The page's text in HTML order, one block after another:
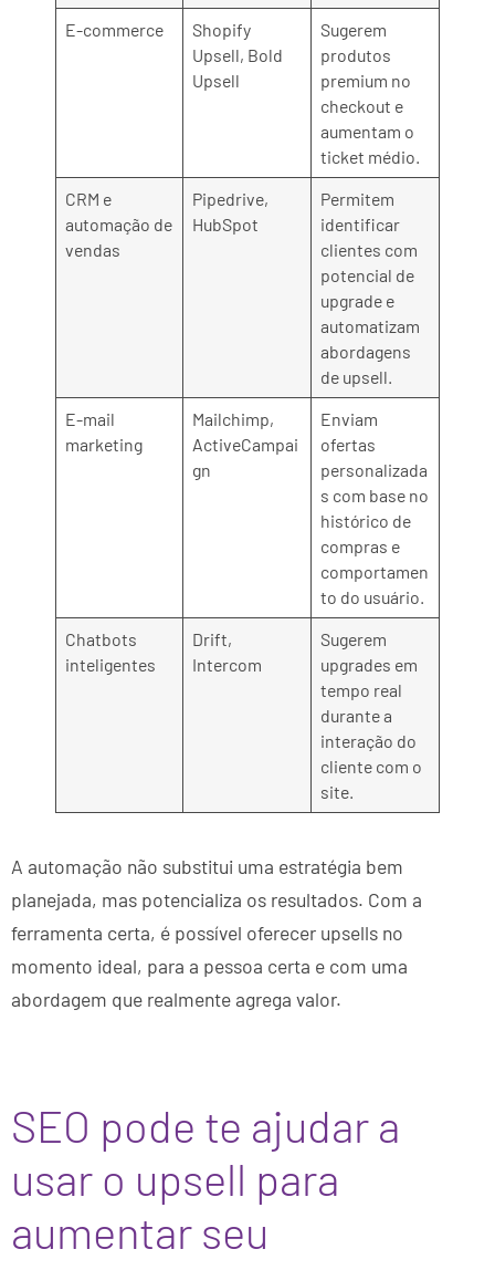
E-commerce
Shopify
Upsell, Bold
Upsell
Sugerem
produtos
premium no
checkout e
aumentam o
ticket médio.
CRM e
automação de
vendas
Pipedrive,
HubSpot
Permitem
identificar
clientes com
potencial de
upgrade e
automatizam
abordagens
de upsell.
E-mail
marketing
Mailchimp,
ActiveCampai
gn
Enviam
ofertas
personalizada
s com base no
histórico de
compras e
comportamen
to do usuário.
Chatbots
inteligentes
Drift,
Intercom
Sugerem
upgrades em
tempo real
durante a
interação do
cliente com o
site.
A automação não substitui uma estratégia bem
planejada, mas potencializa os resultados. Com a
ferramenta certa, é possível oferecer upsells no
momento ideal, para a pessoa certa e com uma
abordagem que realmente agrega valor.
SEO pode te ajudar a
usar o upsell para
aumentar seu